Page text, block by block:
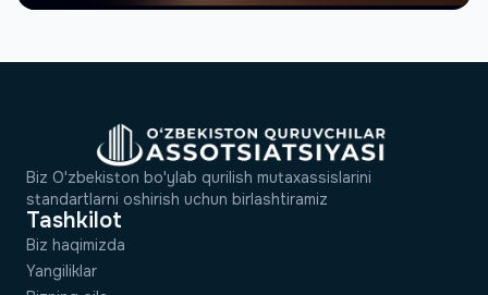
Biz O'zbekiston bo'ylab qurilish mutaxassislarini
standartlarni oshirish uchun birlashtiramiz
Tashkilot
Biz haqimizda
Yangiliklar